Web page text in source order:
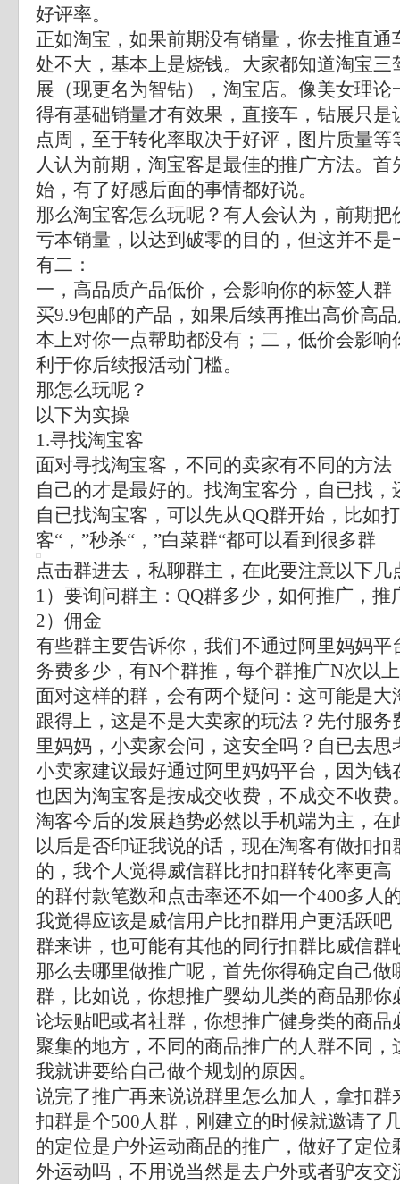
好评率。
正如淘宝，如果前期没有销量，你去推直通
处不大，基本上是烧钱。大家都知道淘宝三
展（现更名为智钻），淘宝店。像美女理
得有基础销量才有效果，直接车，钻展只是
点周，至于转化率取决于好评，图片质量
人认为前期，淘宝客是最佳的推广方法。首
始，有了好感后面的事情都好说。
那么淘宝客怎么玩呢？有人会认为，前期把
亏本销量，以达到破零的目的，但这并不是
有二：
一，高品质产品低价，会影响你的标签人群
买9.9包邮的产品，如果后续再推出高价高
本上对你一点帮助都没有；二，低价会影响
利于你后续报活动门槛。
那怎么玩呢？
以下为实操
1.寻找淘宝客
面对寻找淘宝客，不同的卖家有不同的方法
自己的才是最好的。找淘宝客分，自已找，
自已找淘宝客，可以先从QQ群开始，比如
客“，”秒杀“，”白菜群“都可以看到很多群
点击群进去，私聊群主，在此要注意以下几
1）要询问群主：QQ群多少，如何推广，推
2）佣金
有些群主要告诉你，我们不通过阿里妈妈平
务费多少，有N个群推，每个群推广N次以
面对这样的群，会有两个疑问：这可能是大
跟得上，这是不是大卖家的玩法？先付服务
里妈妈，小卖家会问，这安全吗？自已去思
小卖家建议最好通过阿里妈妈平台，因为钱
也因为淘宝客是按成交收费，不成交不收费
淘客今后的发展趋势必然以手机端为主，在
以后是否印证我说的话，现在淘客有做扣扣
的，我个人觉得威信群比扣扣群转化率更高
的群付款笔数和点击率还不如一个400多人
我觉得应该是威信用户比扣群用户更活跃吧
群来讲，也可能有其他的同行扣群比威信群
那么去哪里做推广呢，首先你得确定自己做
群，比如说，你想推广婴幼儿类的商品那你
论坛贴吧或者社群，你想推广健身类的商品
聚集的地方，不同的商品推广的人群不同，
我就讲要给自己做个规划的原因。
说完了推广再来说说群里怎么加人，拿扣群
扣群是个500人群，刚建立的时候就邀请了
的定位是户外运动商品的推广，做好了定位
外运动吗，不用说当然是去户外或者驴友交